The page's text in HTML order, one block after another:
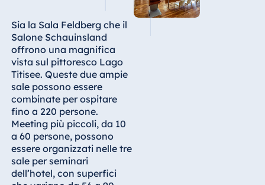
Egitto
Jolie Ville Resort
& Casino Sharm
El Sheikh
Albania
Hotel Plaza
Sia la Sala Feldberg che il
Salone Schauinsland
offrono una magnifica
vista sul pittoresco Lago
Titisee. Queste due ampie
sale possono essere
combinate per ospitare
fino a 220 persone.
Meeting più piccoli, da 10
a 60 persone, possono
essere organizzati nelle tre
sale per seminari
dell’hotel, con superfici